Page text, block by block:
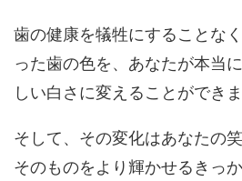
歯の健康を犠牲にすることな
った歯の色を、あなたが本当
しい白さ に変えることができま
そして、その変化はあなたの
そのものをより輝かせるきっ